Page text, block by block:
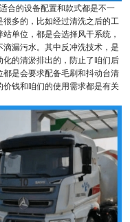
合的设备配置和款式都是不一
多的，比如经过清洗之后的工
单位，都是会选择风干系统，
漏污水。其中反冲洗技术，是
的清淤排出的，防止了咱们后
是会要求配备毛刷和抖动台清
钱和咱们的使用需求都是有关